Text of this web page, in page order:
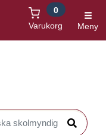
Varukorg
0
Meny
Sök